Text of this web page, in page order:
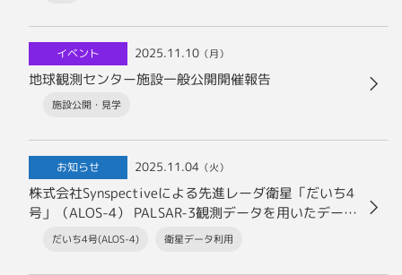
イベント 2025.11.10 （月）
地球観測センター施設一般公開開催報告
施設公開・見学
お知らせ 2025.11.04 （火）
株式会社Synspectiveによる先進レーダ衛星「だいち4
号」（ALOS-4） PALSAR-3観測データを用いたデータ
配布事業の開始について
だいち4号(ALOS-4) 衛星データ利用